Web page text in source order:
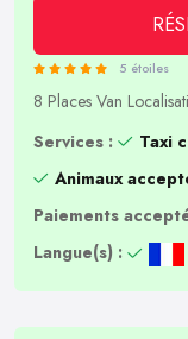
5 étoiles
8 Places Van
Services :
Taxi
Animaux
Paiements
Langue(s) :